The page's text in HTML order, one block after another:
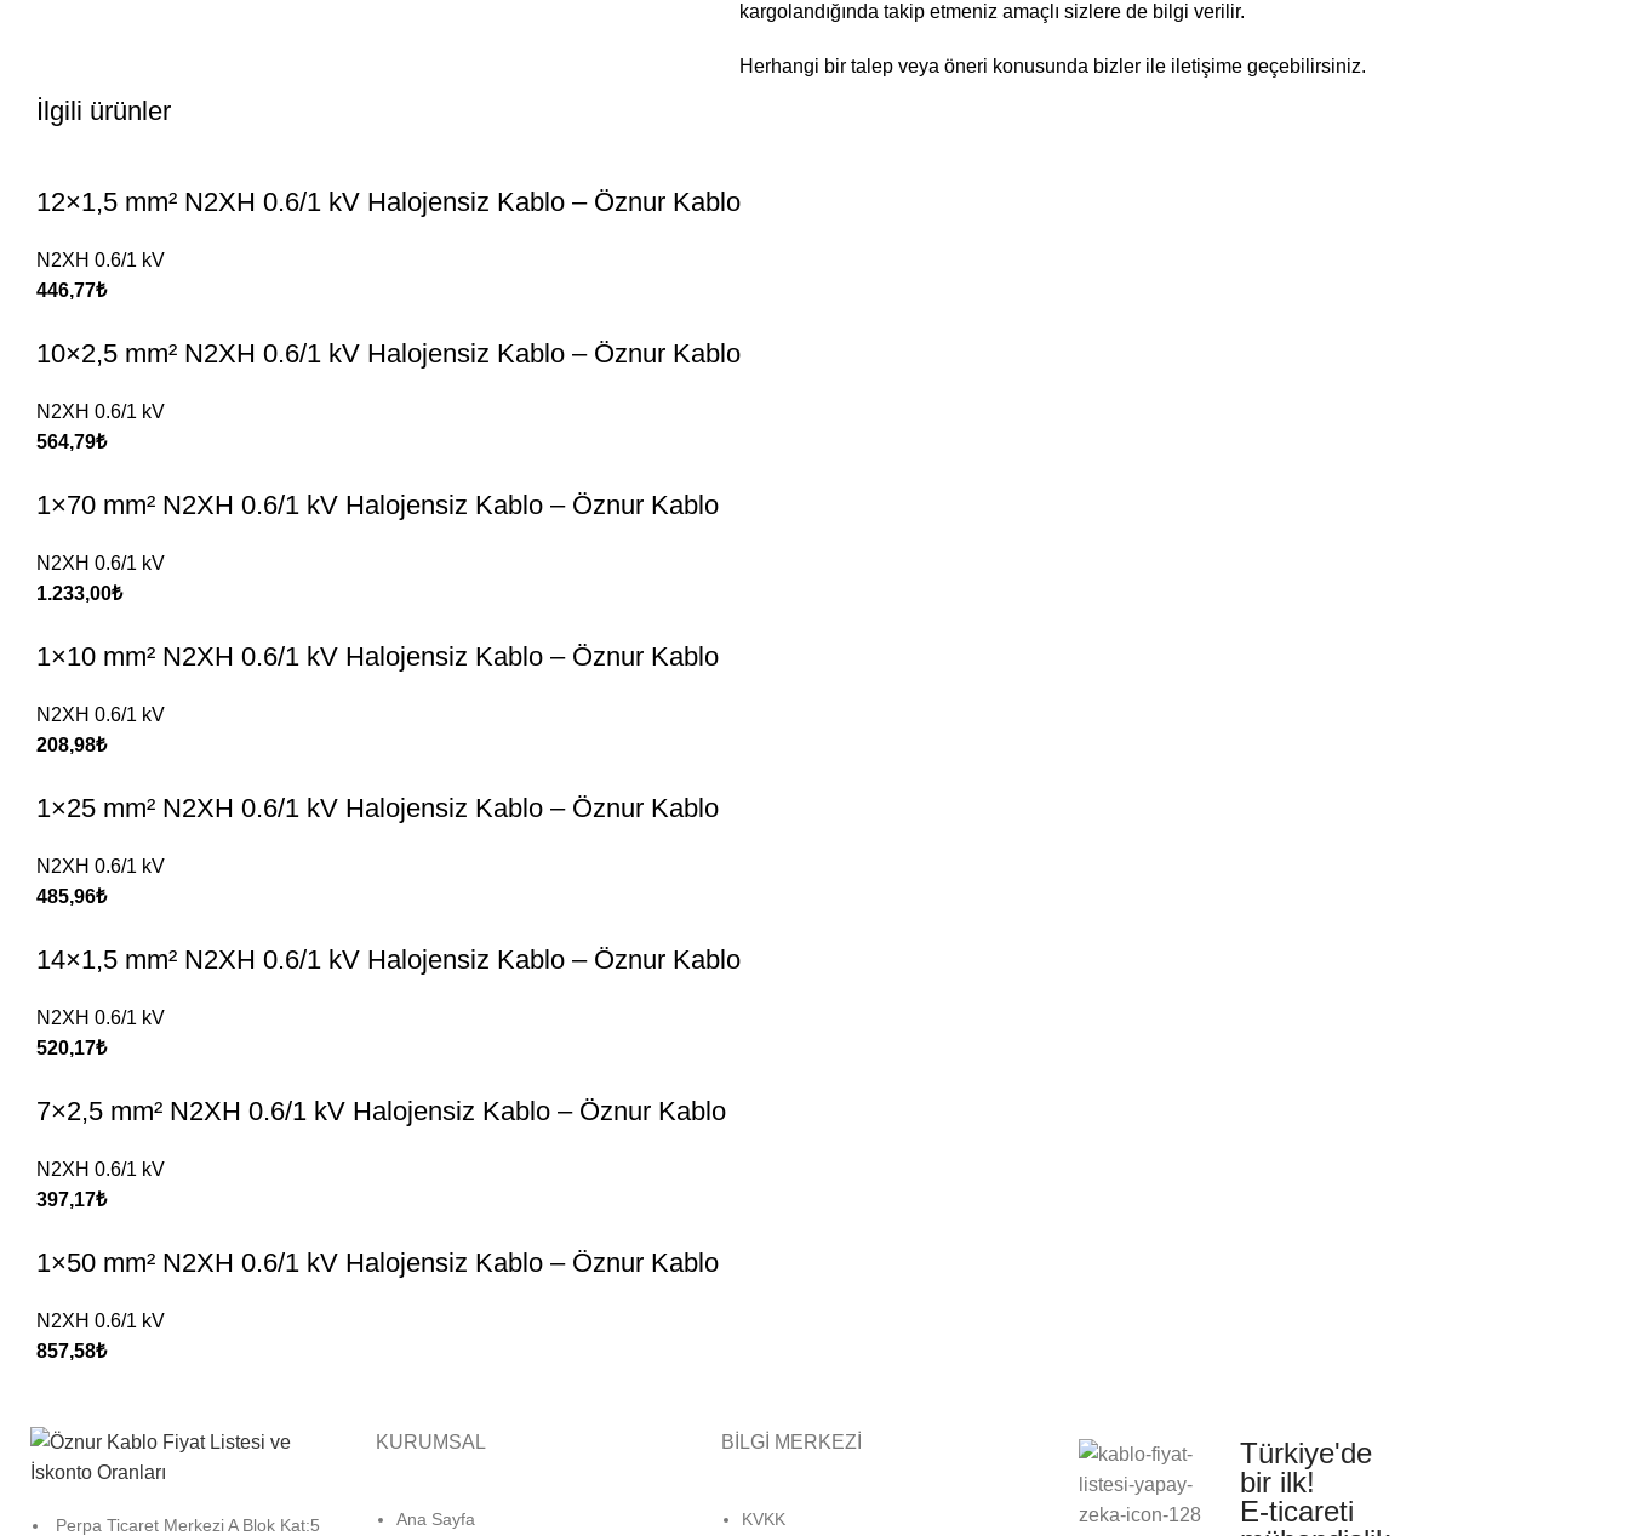
kargolandığında takip etmeniz amaçlı sizlere de bilgi verilir.
Herhangi bir talep veya öneri konusunda bizler ile iletişime geçebilirsiniz.
İlgili ürünler
12×1,5 mm² N2XH 0.6/1 kV Halojensiz Kablo – Öznur Kablo
N2XH 0.6/1 kV
446,77₺
10×2,5 mm² N2XH 0.6/1 kV Halojensiz Kablo – Öznur Kablo
N2XH 0.6/1 kV
564,79₺
1×70 mm² N2XH 0.6/1 kV Halojensiz Kablo – Öznur Kablo
N2XH 0.6/1 kV
1.233,00₺
1×10 mm² N2XH 0.6/1 kV Halojensiz Kablo – Öznur Kablo
N2XH 0.6/1 kV
208,98₺
1×25 mm² N2XH 0.6/1 kV Halojensiz Kablo – Öznur Kablo
N2XH 0.6/1 kV
485,96₺
14×1,5 mm² N2XH 0.6/1 kV Halojensiz Kablo – Öznur Kablo
N2XH 0.6/1 kV
520,17₺
7×2,5 mm² N2XH 0.6/1 kV Halojensiz Kablo – Öznur Kablo
N2XH 0.6/1 kV
397,17₺
1×50 mm² N2XH 0.6/1 kV Halojensiz Kablo – Öznur Kablo
N2XH 0.6/1 kV
857,58₺
Perpa Ticaret Merkezi A Blok Kat:5
KURUMSAL
Ana Sayfa
BİLGİ MERKEZİ
KVKK
Türkiye'de
bir ilk!
E-ticareti